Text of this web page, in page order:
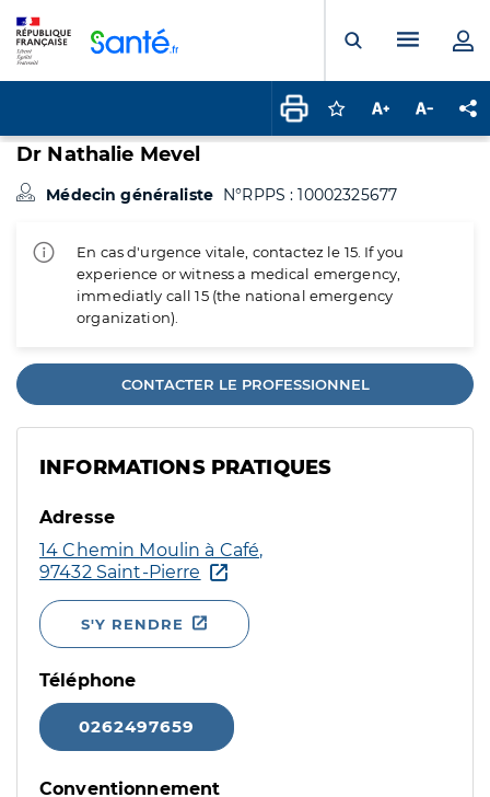
Ouvrir laMenu
Connectez-vous
Augmenter la
Dr Nathalie Mevel
Médecin généraliste N°RPPS : 10002325677
En cas d'urgence vitale, contactez le 15. If you
experience or witness a medical emergency,
immediatly call 15 (the national emergency
organization).
CONTACTER LE PROFESSIONNEL
INFORMATIONS PRATIQUES
Adresse
14 Chemin Moulin à Café,
97432 Saint-Pierre
S'Y RENDRE
Téléphone
0262497659
Conventionnement